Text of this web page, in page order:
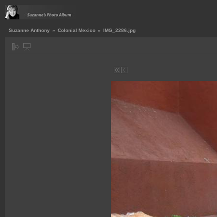
Suzanne Anthony » Colonial Mexico » IMG_2286.jpg